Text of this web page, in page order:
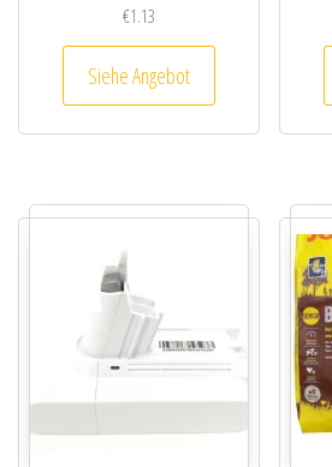
€1.13
Siehe Angebot